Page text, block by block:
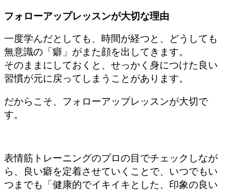
フォローアップレッスンが大切な理由
一度学んだとしても、 時間が経つと、どうしても
無意識の「癖」がまた顔を出してきます。
そのままにしておくと、 せっかく身につけた良い
習慣が元に戻ってしまうことがあります。
だからこそ、 フォローアップレッスンが大切で
す。
表情筋トレーニングのプロの目でチェックしなが
ら、
良い癖を定着させていくことで、 いつでもい
つまでも「健康的でイキイキとした、印象の良い